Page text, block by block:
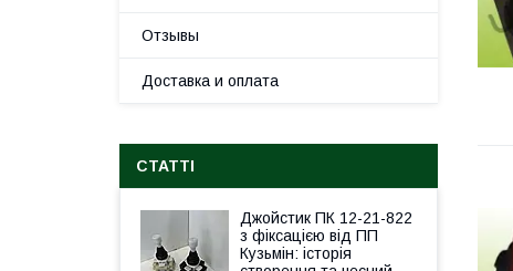
Отзывы
Доставка и оплата
СТАТТІ
Джойстик ПК 12-21-822
з фіксацією від ПП
Кузьмін: історія